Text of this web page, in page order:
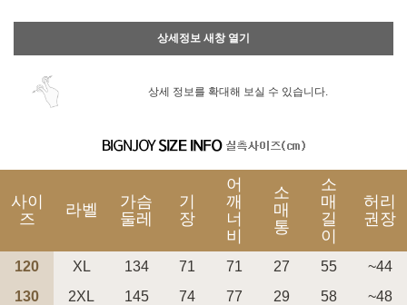
상세정보 새창 열기
상세 정보를 확대해 보실 수 있습니다.
사이
즈
라벨
가슴
둘레
기
장
어
깨
너
비
소
매
통
소
매
길
이
허리
권장
120 XL 134 71 71 27 55
~44
130
2XL 145 74 77 29 58 ~48